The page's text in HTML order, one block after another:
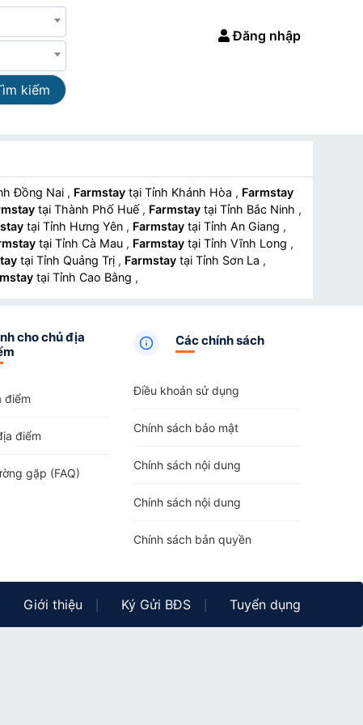
kiếm
Đăng nhập
Đồng Nai , Farmstay tại Tỉnh Khánh Hòa , Farmstay
tại Thành Phố Huế , Farmstay tại Tỉnh Bắc Ninh ,
tại Tỉnh Hưng Yên , Farmstay tại Tỉnh An Giang ,
tại Tỉnh Cà Mau , Farmstay tại Tỉnh Vĩnh Long ,
tại Tỉnh Quảng Trị , Farmstay tại Tỉnh Sơn La ,
tại Tỉnh Cao Bằng ,
cho chủ địa
điểm
điểm
gặp (FAQ)
Các chính sách
Điều khoản sử dụng
Chính sách bảo mật
Chính sách nội dung
Chính sách nội dung
Chính sách bản quyền
Giới thiệu Ký Gửi BĐS Tuyển dụng